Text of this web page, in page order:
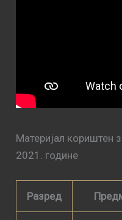
Материјал кориштен
2021. године
Разред